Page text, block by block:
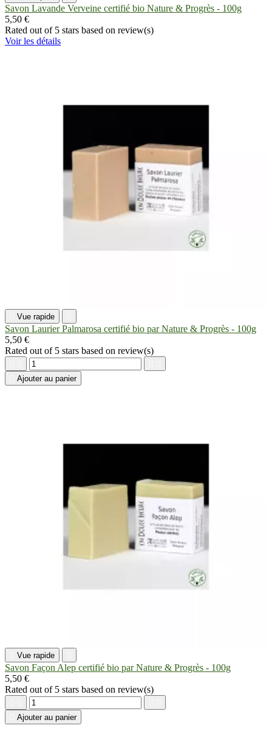
Savon Lavande Verveine certifié bio Nature & Progrès - 100g
5,50 €
Rated out of 5 stars based on review(s)
Voir les détails
Vue rapide
Savon Laurier Palmarosa certifié bio par Nature & Progrès - 100g
5,50 €
Rated out of 5 stars based on review(s)
Ajouter au panier
Vue rapide
Savon Façon Alep certifié bio par Nature & Progrès - 100g
5,50 €
Rated out of 5 stars based on review(s)
Ajouter au panier